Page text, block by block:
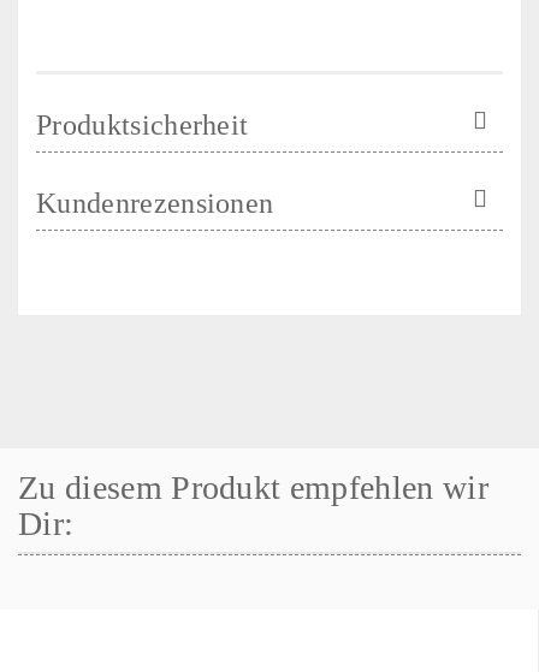
Produktsicherheit
Kundenrezensionen
Zu diesem Produkt empfehlen wir
Dir: